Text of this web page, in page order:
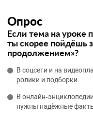
Опрос
Если тема на уроке
ты скорее пойдёшь
продолжением»?
В соцсети и на
ролики и подборки.
В
нужны надёжные